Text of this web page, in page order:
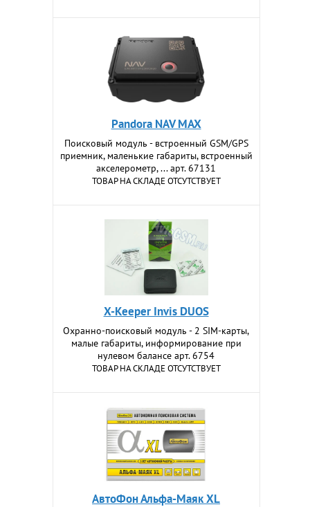
Pandora NAV MAX
Поисковый модуль - встроенный GSM/GPS
приемник, маленькие габариты, встроенный
акселерометр, ... арт. 67131
ТОВАР НА СКЛАДЕ ОТСУТСТВУЕТ
X-Keeper Invis DUOS
Охранно-поисковый модуль - 2 SIM-карты,
малые габариты, информирование при
нулевом балансе арт. 6754
ТОВАР НА СКЛАДЕ ОТСУТСТВУЕТ
АвтоФон Альфа-Маяк XL